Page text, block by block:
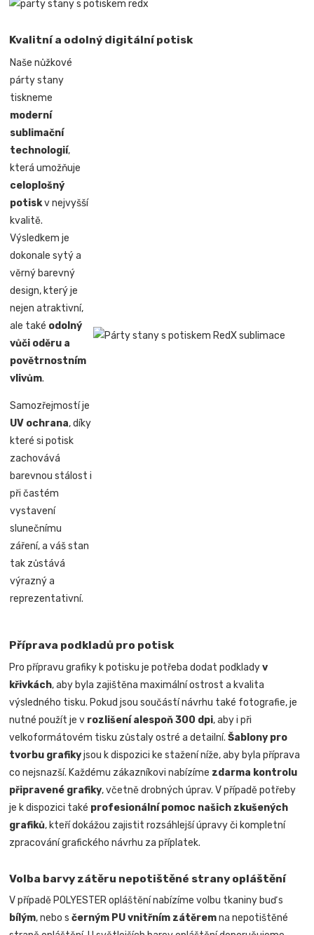
Kvalitní a odolný digitální potisk
Naše nůžkové
párty stany
tiskneme
moderní
sublimační
technologií,
která umožňuje
celoplošný
potiskv nejvyšší
kvalitě.
Výsledkem je
dokonale sytý a
věrný barevný
design, který je
nejen atraktivní,
ale také odolný
vůči oděru a
povětrnostním
vlivům.
Samozřejmostí je
UV ochrana, díky
které si potisk
zachovává
barevnou stálost i
při častém
vystavení
slunečnímu
záření, a váš stan
tak zůstává
výrazný a
reprezentativní.
Příprava podkladů pro potisk
Pro přípravu grafiky k potisku je potřeba dodat podkladyv
křivkách, aby byla zajištěna maximální ostrost a kvalita
výsledného tisku. Pokud jsou součástí návrhu také fotografie, je
nutné použít je v rozlišení alespoň 300 dpi, aby i při
velkoformátovém tisku zůstaly ostré a detailní.Šablony pro
tvorbu grafikyjsou k dispozici ke stažení níže, aby byla příprava
co nejsnazší. Každému zákazníkovi nabízíme zdarma kontrolu
připravené grafiky, včetně drobných úprav. V případě potřeby
je k dispozici také profesionální pomoc našich zkušených
grafiků, kteří dokážou zajistit rozsáhlejší úpravy či kompletní
zpracování grafického návrhu za příplatek.
Volba barvy zátěru nepotištěné strany opláštění
V případě POLYESTER opláštění nabízíme volbu tkaniny buď s
bílým, nebo sčerným PU vnitřním zátěremna nepotištěné